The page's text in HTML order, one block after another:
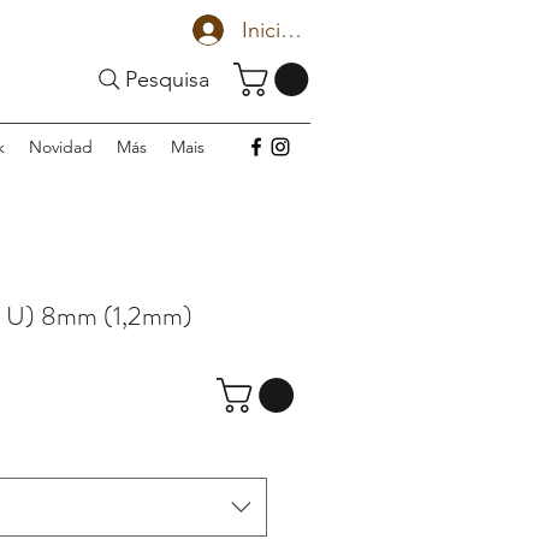
Iniciar sesión
Pesquisa
Novidad Más Mais
8mm (1,2mm)